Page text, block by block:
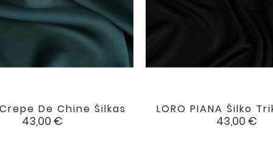
De Chine Šilkas
Kaina
43,00 €
 LORO PIANA Šilko
Kaina
43,00 €
